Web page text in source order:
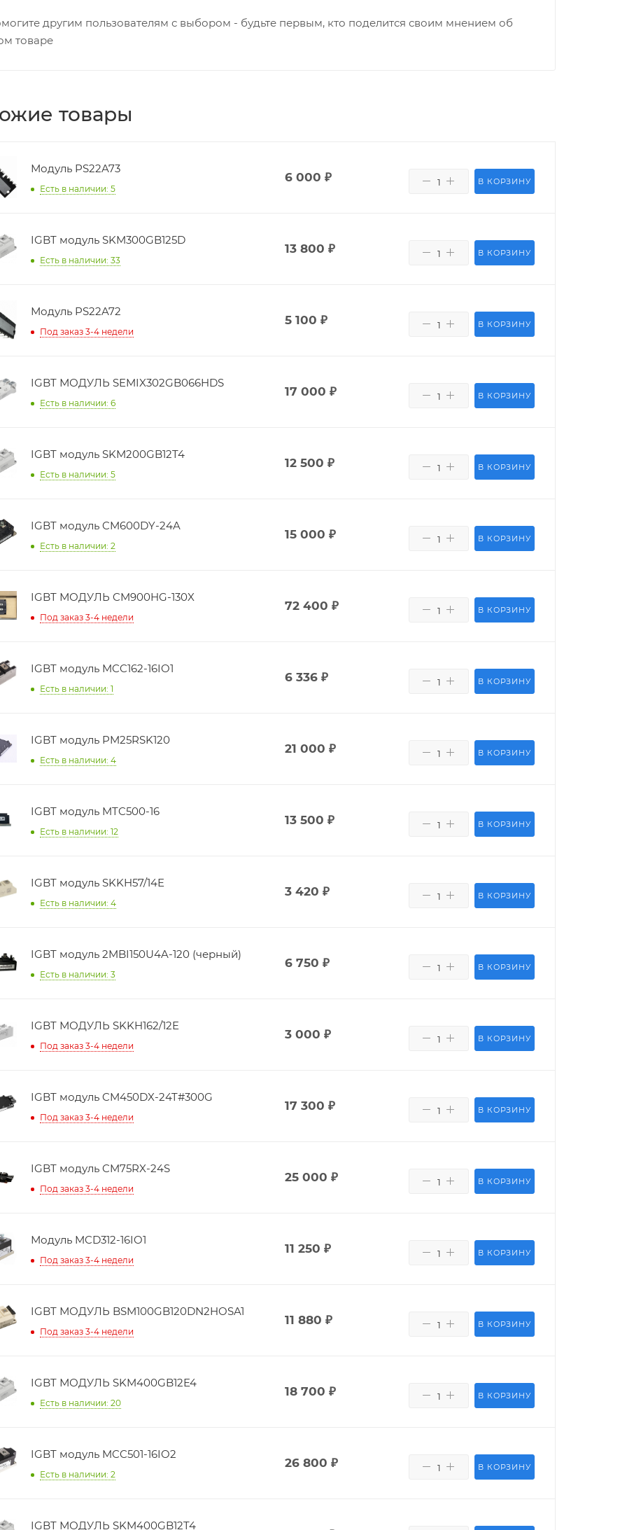
другим пользователям с выбором - будьте первым, кто поделится своим мнением об
товаре
товары
Модуль PS22A73
Есть в наличии: 5
6 000 ₽ В КОРЗИНУ
IGBT модуль SKM300GB125D
Есть в наличии: 33
13 800 ₽ В КОРЗИНУ
Модуль PS22A72
Под заказ 3-4 недели
5 100 ₽ В КОРЗИНУ
IGBT МОДУЛЬ SEMIX302GB066HDS
Есть в наличии: 6
17 000 ₽ В КОРЗИНУ
IGBT модуль SKM200GB12T4
Есть в наличии: 5
12 500 ₽ В КОРЗИНУ
IGBT модуль CM600DY-24A
Есть в наличии: 2
15 000 ₽ В КОРЗИНУ
IGBT МОДУЛЬ CM900HG-130X
Под заказ 3-4 недели
72 400 ₽ В КОРЗИНУ
IGBT модуль MCC162-16IO1
Есть в наличии: 1
6 336 ₽ В КОРЗИНУ
IGBT модуль PM25RSK120
Есть в наличии: 4
21 000 ₽ В КОРЗИНУ
IGBT модуль MTC500-16
Есть в наличии: 12
13 500 ₽ В КОРЗИНУ
IGBT модуль SKKH57/14E
Есть в наличии: 4
3 420 ₽ В КОРЗИНУ
IGBT модуль 2MBI150U4A-120 (черный)
Есть в наличии: 3
6 750 ₽ В КОРЗИНУ
IGBT МОДУЛЬ SKKH162/12E
Под заказ 3-4 недели
3 000 ₽ В КОРЗИНУ
IGBT модуль CM450DX-24T#300G
Под заказ 3-4 недели
17 300 ₽ В КОРЗИНУ
IGBT модуль CM75RX-24S
Под заказ 3-4 недели
25 000 ₽ В КОРЗИНУ
Модуль MCD312-16IO1
Под заказ 3-4 недели
11 250 ₽ В КОРЗИНУ
IGBT МОДУЛЬ BSM100GB120DN2HOSA1
Под заказ 3-4 недели
11 880 ₽ В КОРЗИНУ
IGBT МОДУЛЬ SKM400GB12E4
Есть в наличии: 20
18 700 ₽ В КОРЗИНУ
IGBT модуль MCC501-16IO2
Есть в наличии: 2
26 800 ₽ В КОРЗИНУ
IGBT МОДУЛЬ SKM400GB12T4